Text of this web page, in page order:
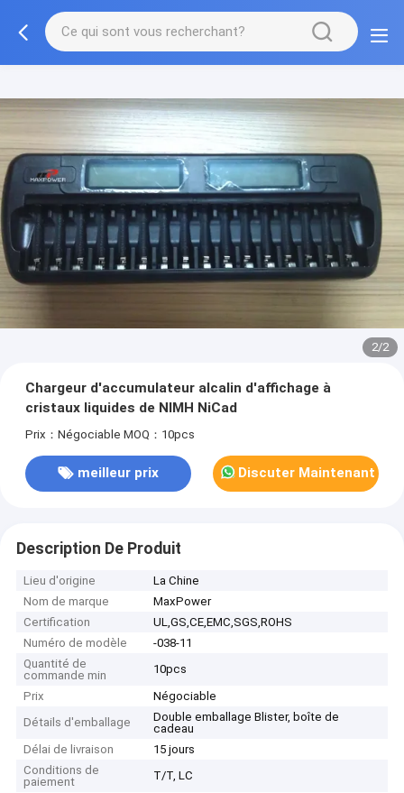
2/2
Chargeur d'accumulateur alcalin d'affichage à
cristaux liquides de NIMH NiCad
Prix：Négociable MOQ：10pcs
meilleur prix Discuter Maintenant
Description De Produit
Lieu d'origine
La Chine
Nom de marque
MaxPower
Certification
UL,GS,CE,EMC,SGS,ROHS
Numéro de modèle
-038-11
Quantité de
commande min
10pcs
Prix
Négociable
Détails d'emballage
Double emballage Blister, boîte de
cadeau
Délai de livraison
15 jours
Conditions de
paiement
T/T, LC